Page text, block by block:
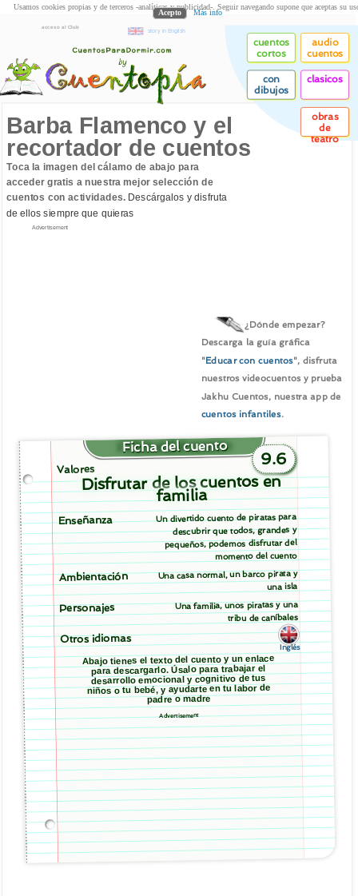
acceso al Club
story in English
cuentos
cortos
audio
cuentos
con
dibujos
clasicos
obras
de
teatro
Barba Flamenco y el
recortador de cuentos
Toca la imagen del cálamo de abajo para
acceder gratis a nuestra mejor selección de
cuentos con actividades.Descárgalos y disfruta
de ellos siempre que quieras
Advertisement
¿Dónde empezar?
Descarga la guía gráfica
"Educar con cuentos", disfruta
nuestros videocuentos y prueba
Jakhu Cuentos, nuestra app de
cuentos infantiles.
Ficha del cuento
9.6
Valores
Disfrutar de los cuentos en
familia
Enseñanza Un divertido cuento de piratas para
descubrir que todos, grandes y
pequeños, podemos disfrutar del
momento del cuento
Ambientación Una casa normal, un barco pirata y
una isla
Personajes Una familia, unos piratas y una
tribu de caníbales
Otros idiomas
Inglés
Abajo tienes el texto del cuento y un enlace
para descargarlo. Úsalo para trabajar el
desarrollo emocional y cognitivo de tus
niños o tu bebé, y ayudarte en tu labor de
padre o madre
Advertisement
Usamos cookies propias y de terceros -analíticas y publicidad-. Seguir navegando supone que aceptas su
Acepto Más info